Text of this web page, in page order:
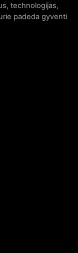
technologijas,
padeda gyventi